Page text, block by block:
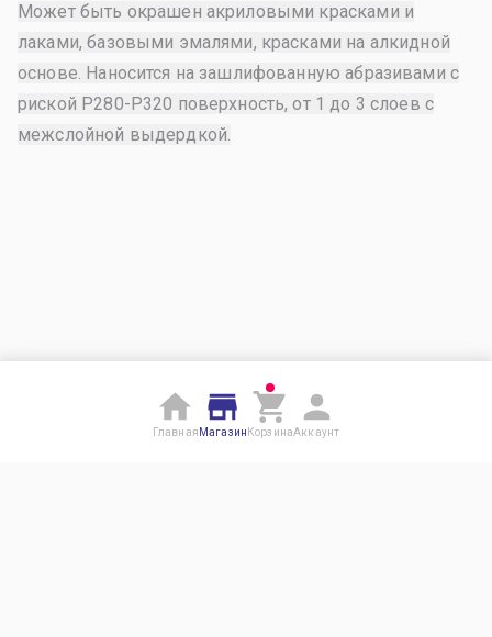
Может быть окрашен акриловыми красками и
лаками, базовыми эмалями, красками на алкидной
основе. Наносится на зашлифованную абразивами с
риской Р280-Р320 поверхность, от 1 до 3 слоев с
межслойной выдердкой.
Главная Магазин КорзинаАккаунт